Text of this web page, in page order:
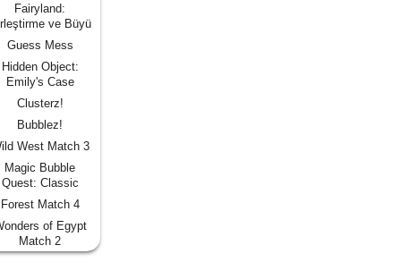
Fairyland:
ve Büyü
Guess Mess
Hidden Object:
Emily's Case
Clusterz!
Bubblez!
West Match 3
Magic Bubble
Quest: Classic
Forest Match 4
of Egypt
Match 2